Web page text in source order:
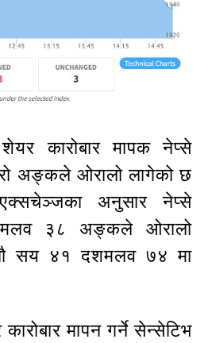
शेयर कारोबार मापक नेप्से
अङ्कले ओरालो लागेको छ
अनुसार नेप्से
३८ अङ्कले ओरालो
सय ४१ दशमलव ७४ मा
मापन गर्ने सेन्सेटिभ